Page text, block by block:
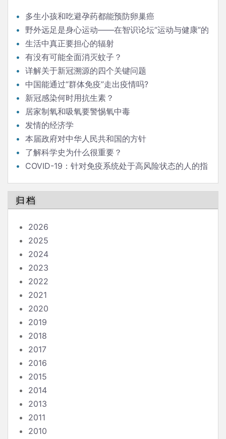
多生小孩和吃避孕药都能预防卵巢癌
野外远足是身心运动——在智识论坛“运动与健康”的
发言生活中真正要担心的辐射
有没有可能全面消灭蚊子？
详解关于新冠溯源的四个关键问题
中国能通过“群体免疫”走出疫情吗?
新冠感染何时用抗生素？
居家制氧和吸氧要警惕氧中毒
发情的经济学
本届政府对中华人民共和国的方针
了解科学史为什么很重要？
COVID-19：针对免疫系统处于高风险状态的人的指
归档
2026
2025
2024
2023
2022
2021
2020
2019
2018
2017
2016
2015
2014
2013
2011
2010